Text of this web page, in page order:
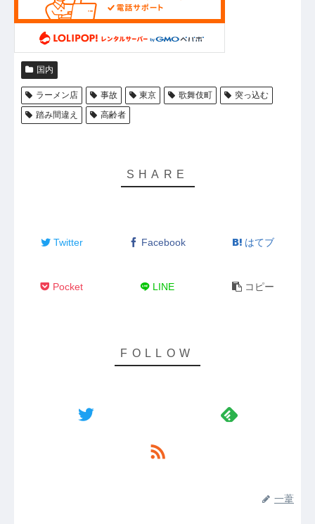
国内
ラーメン店 事故 東京 歌舞伎町
突っ込む
踏み間違え
高齢者
Twitter Facebook はてブ
Pocket LINE コピー
一葦